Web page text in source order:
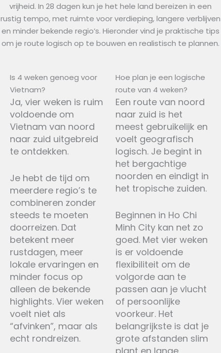
vrijheid. In 28 dagen kun je het hele land bereizen in een
rustig tempo, met ruimte voor verdieping, langere verblijven
en minder bekende regio’s. Hieronder vind je praktische tips
om je route logisch op te bouwen en realistisch te plannen.
Is 4 weken genoeg voor
Vietnam?
Ja, vier weken is ruim
voldoende om
Vietnam van noord
naar zuid uitgebreid
te ontdekken.
Je hebt de tijd om
meerdere regio’s te
combineren zonder
steeds te moeten
doorreizen. Dat
betekent meer
rustdagen, meer
lokale ervaringen en
minder focus op
alleen de bekende
highlights. Vier weken
voelt niet als
“afvinken”, maar als
echt rondreizen.
Hoe plan je een logische
route van 4 weken?
Een route van noord
naar zuid is het
meest gebruikelijk en
voelt geografisch
logisch. Je begint in
het bergachtige
noorden en eindigt in
het tropische zuiden.
Beginnen in Ho Chi
Minh City kan net zo
goed. Met vier weken
is er voldoende
flexibiliteit om de
volgorde aan te
passen aan je vlucht
of persoonlijke
voorkeur. Het
belangrijkste is dat je
grote afstanden slim